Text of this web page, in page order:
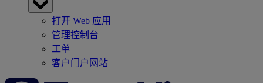
打开 Web 应用
管理控制台
工单
客户门户网站